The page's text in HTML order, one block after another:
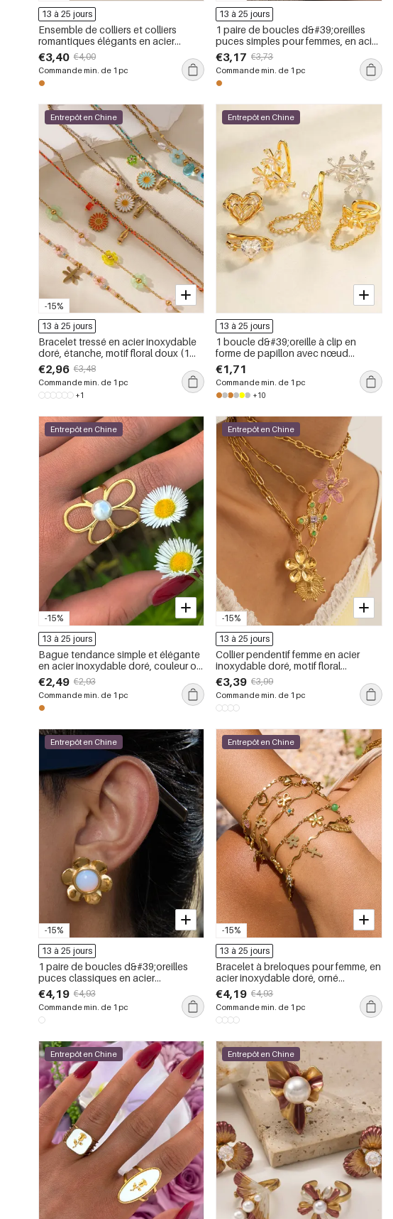
13 à 25 jours
Ensemble de colliers et colliers
romantiques élégants en acier
inoxydable doré et or, ornés de
strass, avec motif floral.
€3,40 €4,00
Commande min. de 1 pc
13 à 25 jours
1 paire de boucles d&#39;oreilles
puces simples pour femmes, en acier
inoxydable étanche, couleur or, avec
motif floral quotidien.
€3,17 €3,73
Commande min. de 1 pc
-15%
Entrepôt en Chine
13 à 25 jours
Bracelet tressé en acier inoxydable
doré, étanche, motif floral doux (1
pièce), collection romantique
€2,96 €3,48
Commande min. de 1 pc
+1
Entrepôt en Chine
13 à 25 jours
1 boucle d&#39;oreille à clip en
forme de papillon avec nœud
papillon et zircone couleur or et
cuivre
€1,71
Commande min. de 1 pc
+10
-15%
Entrepôt en Chine
13 à 25 jours
Bague tendance simple et élégante
en acier inoxydable doré, couleur or,
avec motif floral.
€2,49 €2,93
Commande min. de 1 pc
-15%
Entrepôt en Chine
13 à 25 jours
Collier pendentif femme en acier
inoxydable doré, motif floral
romantique (1 pièce)
€3,39 €3,99
Commande min. de 1 pc
-15%
Entrepôt en Chine
13 à 25 jours
1 paire de boucles d&#39;oreilles
puces classiques en acier
inoxydable doré, ornées d&#39;une
fleur d&#39;opale.
€4,19 €4,93
Commande min. de 1 pc
-15%
Entrepôt en Chine
13 à 25 jours
Bracelet à breloques pour femme, en
acier inoxydable doré, orné
d&#39;une fleur exquise (1 pièce).
€4,19 €4,93
Commande min. de 1 pc
Entrepôt en Chine Entrepôt en Chine